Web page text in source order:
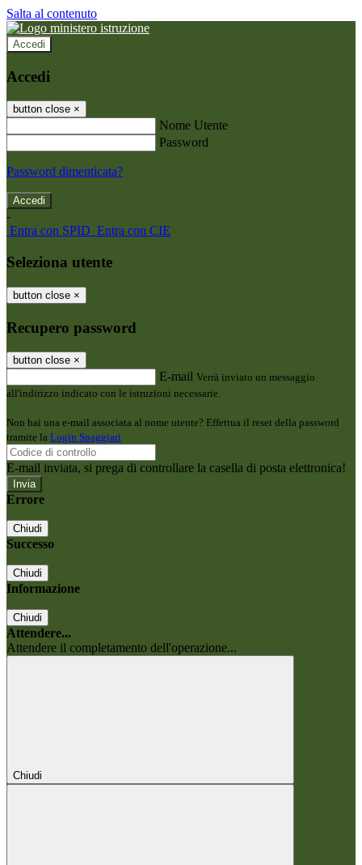
Salta al contenuto
Accedi
Accedi
button close ×
Nome Utente
Password
Password dimenticata?
-
Entra con SPID Entra con CIE
Seleziona utente
button close ×
Recupero password
button close ×
E-mail Verrà inviato un messaggio
all'indirizzo indicato con le istruzioni necessarie.
Non hai una e-mail associata al nome utente? Effettua il reset della password
tramite la Login Spaggiari
E-mail inviata, si prega di controllare la casella di posta elettronica!
Errore
Chiudi
Successo
Chiudi
Informazione
Chiudi
Attendere...
Attendere il completamento dell'operazione...
Chiudi